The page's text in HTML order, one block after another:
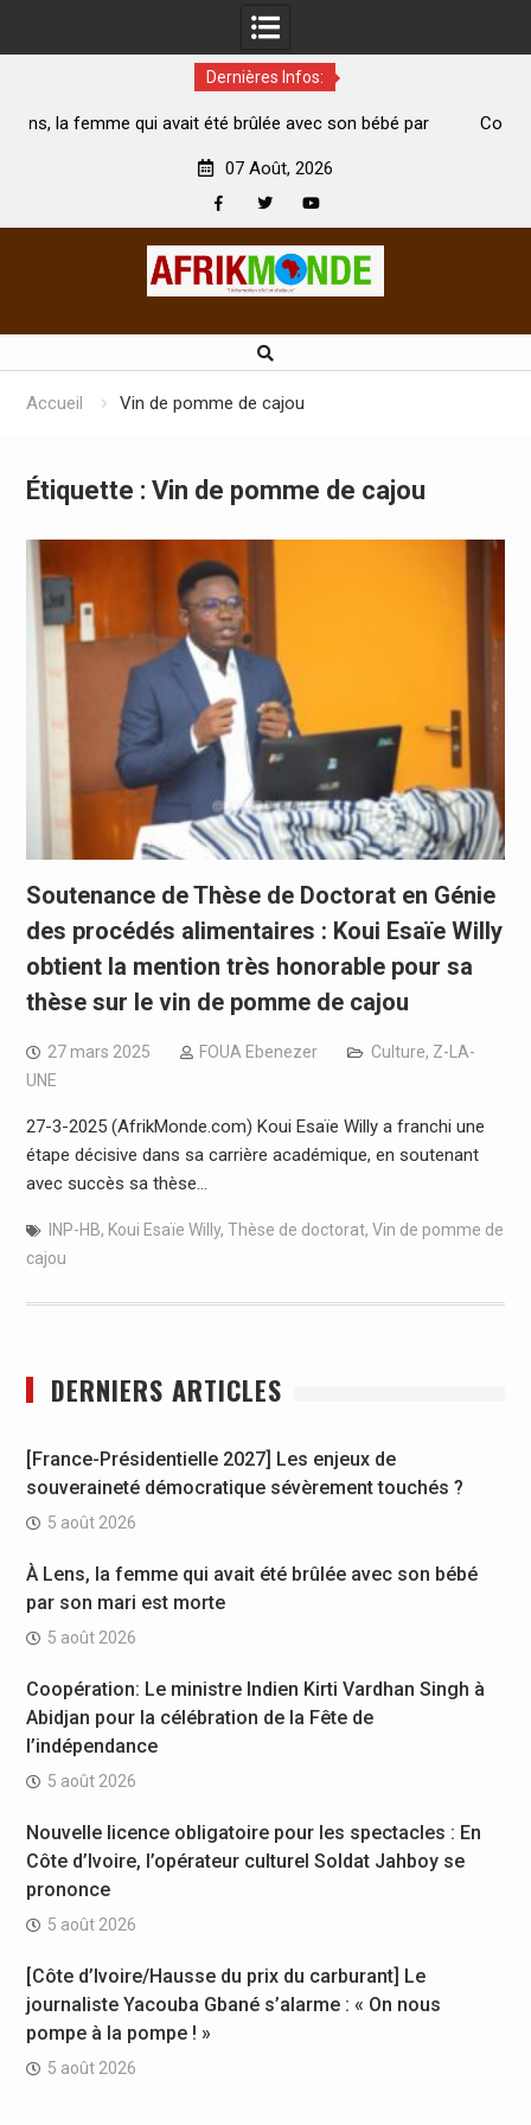
Dernières Infos:
été brûlée avec son bébé par
Coopération: Le ministre
07 Août, 2026
Accueil Vin de pomme de cajou
Étiquette : Vin de pomme de cajou
Soutenance de Thèse de Doctorat en Génie
des procédés alimentaires : Koui Esaïe Willy
obtient la mention très honorable pour sa
thèse sur le vin de pomme de cajou
27 mars 2025 FOUA Ebenezer Culture, Z-LA-
UNE
27-3-2025 (AfrikMonde.com) Koui Esaïe Willy a franchi une
étape décisive dans sa carrière académique, en soutenant
avec succès sa thèse…
INP-HB, Koui Esaïe Willy, Thèse de doctorat, Vin de pomme de
cajou
DERNIERS ARTICLES
[France-Présidentielle 2027] Les enjeux de
souveraineté démocratique sévèrement touchés ?
5 août 2026
À Lens, la femme qui avait été brûlée avec son bébé
par son mari est morte
5 août 2026
Coopération: Le ministre Indien Kirti Vardhan Singh à
Abidjan pour la célébration de la Fête de
l’indépendance
5 août 2026
Nouvelle licence obligatoire pour les spectacles : En
Côte d’Ivoire, l’opérateur culturel Soldat Jahboy se
prononce
5 août 2026
[Côte d’Ivoire/Hausse du prix du carburant] Le
journaliste Yacouba Gbané s’alarme : « On nous
pompe à la pompe ! »
5 août 2026